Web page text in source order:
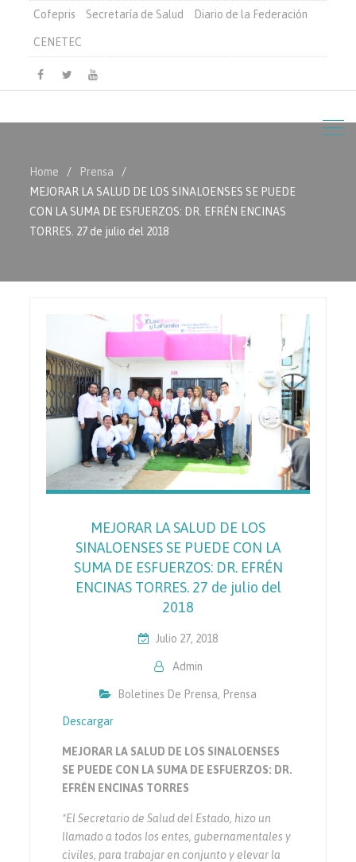
Cofepris Secretaría de Salud Diario de la Federación
CENETEC
Facebook
TwitterYoutube
Home
Prensa
MEJORAR LA SALUD DE LOS SINALOENSES SE PUEDE
CON LA SUMA DE ESFUERZOS: DR. EFRÉN ENCINAS
TORRES. 27 de julio del 2018
MEJORAR LA SALUD DE LOS
SINALOENSES SE PUEDE CON LA
SUMA DE ESFUERZOS: DR. EFRÉN
ENCINAS TORRES. 27 de julio del
2018
Julio 27, 2018
Admin
Boletines De Prensa, Prensa
Descargar
MEJORAR LA SALUD DE LOS SINALOENSES
SE PUEDE CON LA SUMA DE ESFUERZOS: DR.
EFRÉN ENCINAS TORRES
*El Secretario de Salud del Estado, hizo un
llamado a todos los entes, gubernamentales y
civiles, para trabajar en conjunto y elevar la